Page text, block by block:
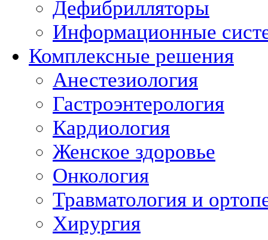
Дефибрилляторы
Информационные
Комплексные решения
Анестезиология
Гастроэнтерология
Кардиология
Женское здоровье
Онкология
Травматология и
Хирургия